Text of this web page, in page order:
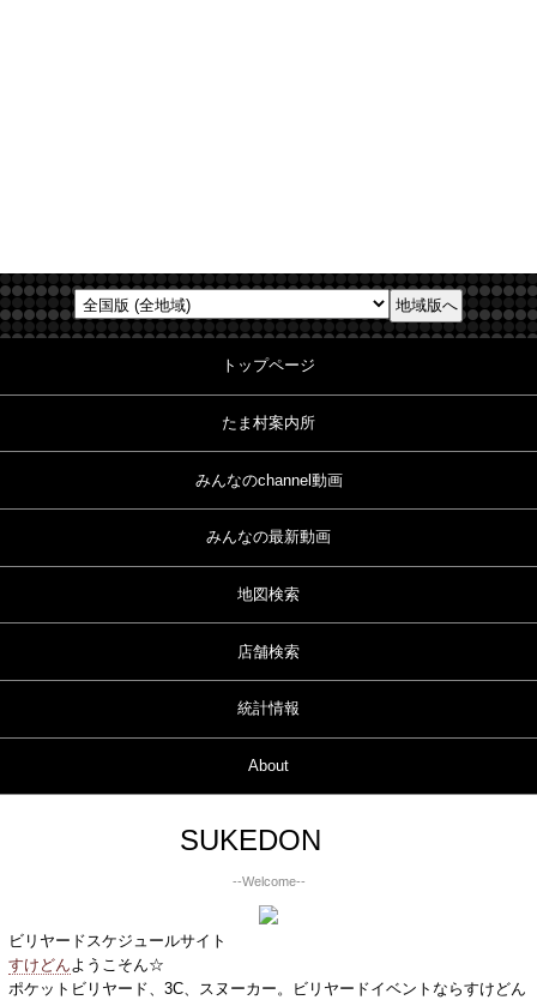
トップページ
たま村案内所
みんなのchannel動画
みんなの最新動画
地図検索
店舗検索
統計情報
About
SUKEDON
--Welcome--
ビリヤードスケジュールサイト
すけどんようこそん☆
ポケットビリヤード、3C、スヌーカー。ビリヤードイベントならすけどん